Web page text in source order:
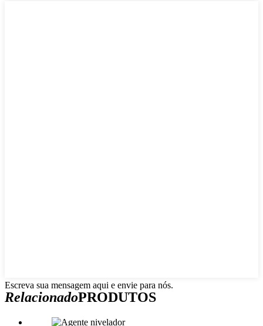
Escreva sua mensagem aqui e envie para nós.
RelacionadoPRODUTOS